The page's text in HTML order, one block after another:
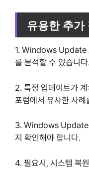
유용한 추가
1. Windows Update
를 분석할 수 있습니다.
2. 특정 업데이트가
포럼에서 유사한 사례
3. Windows Update
지 확인해야 합니다.
4. 필요시, 시스템 복